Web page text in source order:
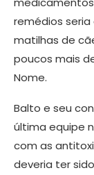
remédios
matilhas de
poucos mais
Nome.
Balto e seu
última equipe
com as
deveria ter